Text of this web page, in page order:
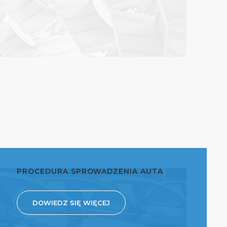
PROCEDURA SPROWADZENIA AUTA
DOWIEDZ SIĘ WIĘCEJ